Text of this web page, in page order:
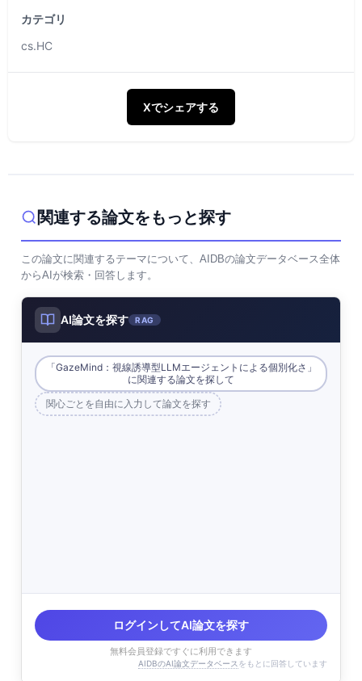
カテゴリ
cs.HC
Xでシェアする
関連する論文をもっと探す
この論文に関連するテーマについて、AIDBの論文データベース全体
からAIが検索・回答します。
AI論文を探す RAG
「GazeMind：視線誘導型LLMエージェントによる個別化さ」
に関連する論文を探して
関心ごとを自由に入力して論文を探す
ログインしてAI論文を探す
無料会員登録ですぐに利用できます
AIDBのAI論文データベース をもとに回答しています